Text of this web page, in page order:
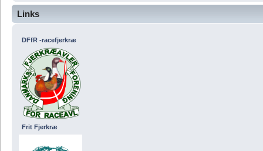
Links
DFfR -racefjerkræ
Frit Fjerkræ